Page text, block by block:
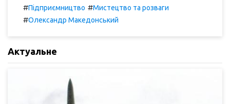
#Підприємництво #Мистецтво та розваги
#Олександр Македонський
Актуальне